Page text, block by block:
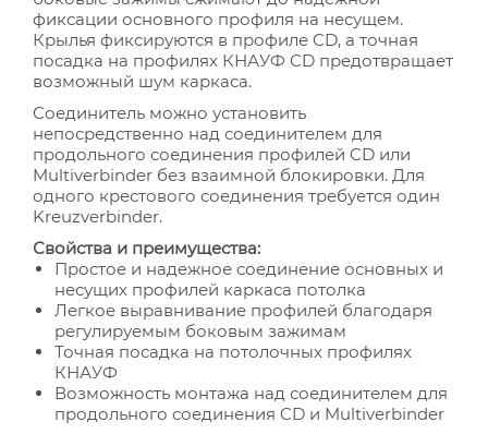
фиксации основного профиля на несущем.
Крылья фиксируются в профиле CD, а точная
посадка на профилях КНАУФ CD предотвращает
возможный шум каркаса.
Соединитель можно установить
непосредственно над соединителем для
продольного соединения профилей CD или
Multiverbinder без взаимной блокировки. Для
одного крестового соединения требуется один
Kreuzverbinder.
Свойства и преимущества:
Простое и надежное соединение основных и
несущих профилей каркаса потолка
Легкое выравнивание профилей благодаря
регулируемым боковым зажимам
Точная посадка на потолочных профилях
КНАУФ
Возможность монтажа над соединителем для
продольного соединения CD и Multiverbinder